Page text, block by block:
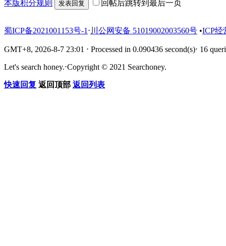
本版积分规则 发表回复 回帖后跳转到最后一页
蜀ICP备2021001153号-1 ⋅ 川公网安备 51019002003560号 •ICP经
GMT+8, 2026-8-7 23:01 ⋅ Processed in 0.090436 second(s)⋅ 16
Let's search honey.⋅Copyright © 2021 Searchoney.
快速回复 返回顶部 返回列表